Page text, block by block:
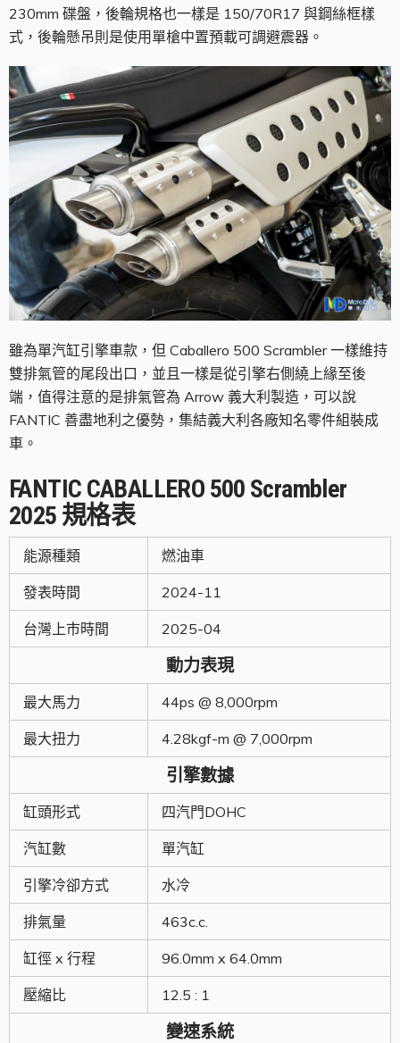
230mm 碟盤，後輪規格也一樣是 150/70R17 與鋼絲框樣
式，後輪懸吊則是使用單槍中置預載可調避震器。
雖為單汽缸引擎車款，但 Caballero 500 Scrambler 一樣維持
雙排氣管的尾段出口，並且一樣是從引擎右側繞上緣至後
端，值得注意的是排氣管為 Arrow 義大利製造，可以說
FANTIC 善盡地利之優勢，集結義大利各廠知名零件組裝成
車。
FANTIC CABALLERO 500 Scrambler
2025 規格表
能源種類 燃油車
發表時間 2024-11
台灣上市時間 2025-04
動力表現
最大馬力 44ps @ 8,000rpm
最大扭力 4.28kgf-m @ 7,000rpm
引擎數據
缸頭形式 四汽門DOHC
汽缸數 單汽缸
引擎冷卻方式 水冷
排氣量 463c.c.
缸徑 x 行程 96.0mm x 64.0mm
壓縮比 12.5 : 1
變速系統